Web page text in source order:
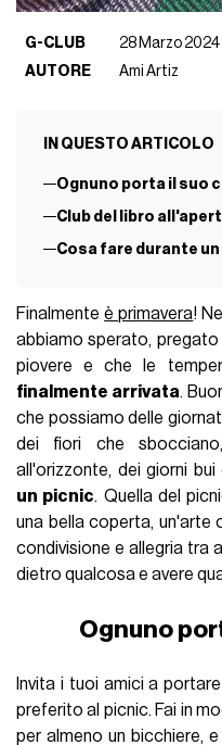
G-CLUB
28 Marzo 2024
AUTORE
Ami Artiz
IN QUESTO ARTICOLO
Ognuno porta il suo
Club del libro
Cosa fare durante
Finalmenteè primavera!
abbiamo sperato,
piovere e che le
finalmente arrivata.
che possiamo delle
dei fiori che
all'orizzonte, dei giorni
un picnic. Quella del
una bella coperta, un'arte
condivisione e allegria tra
dietro qualcosa e avere
Ognuno
Invita i tuoi amici a
preferito al picnic. Fai in
per almeno un bicchiere,